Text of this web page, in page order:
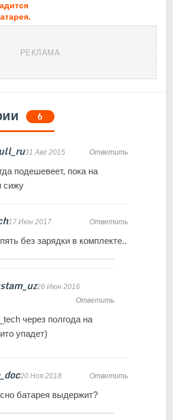
РЕКЛАМА
6
31 Авг 2015 Ответить
подешевеет, пока на
сижу
17 Июн 2017 Ответить
без зарядки в комплекте..
26 Июн 2016
Ответить
через полгода на
упадет)
20 Ноя 2018 Ответить
батарея выдержит?